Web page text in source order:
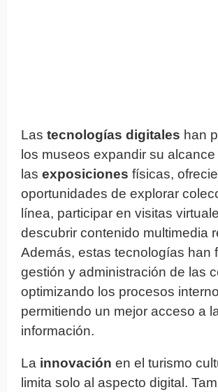
Las tecnologías digitales han
los museos expandir su
las exposiciones físicas,
oportunidades de explorar
línea, participar en visitas
descubrir contenido multimedia
Además, estas tecnologías han
gestión y administración de las
optimizando los procesos
permitiendo un mejor acceso a
información.
La innovación en el turismo
limita solo al aspecto digital.